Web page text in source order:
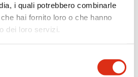
i quali potrebbero combinarle
hai fornito loro o che hanno
dei loro servizi.
STESSA GAMMA